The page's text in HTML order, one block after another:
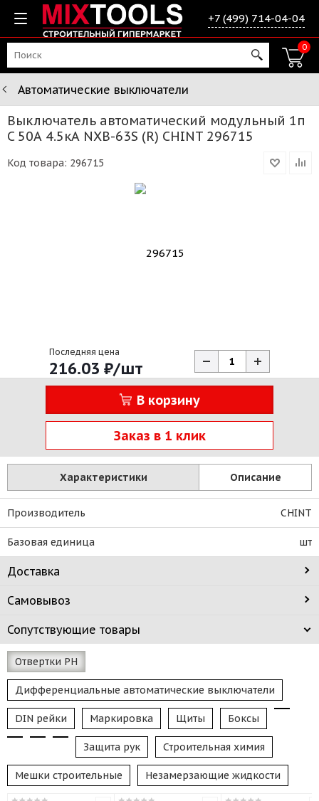
+7 (499) 714-04-04
0
Автоматические выключатели
Выключатель автоматический модульный 1п
C 50А 4.5кА NXB-63S (R) CHINT 296715
Код товара: 296715
Последняя цена
216.03 ₽/шт
В корзину
Заказ в 1 клик
Характеристики Описание
Производитель CHINT
Базовая единица шт
Доставка
Самовывоз
Сопутствующие товары
Отвертки PH
Дифференциальные автоматические выключатели
DIN рейки Маркировка Щиты Боксы
Защита рук Строительная химия
Мешки строительные Незамерзающие жидкости